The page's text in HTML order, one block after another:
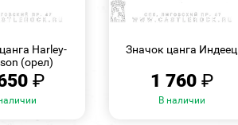
Harley-
(орел)
₽
Значок цанга Индеец
1 760 ₽
В наличии